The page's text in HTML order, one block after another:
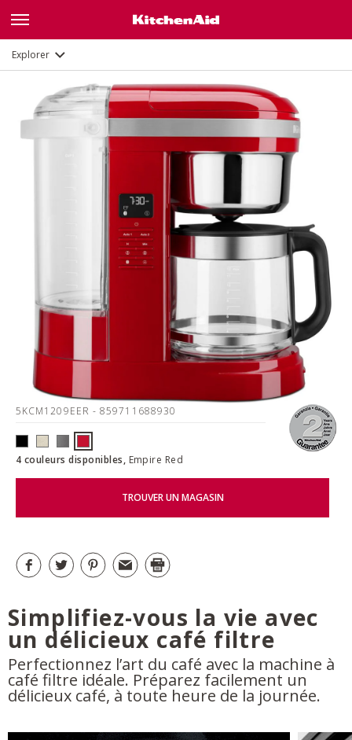
Explorer
5KCM1209EER - 859711688930
4 couleurs disponibles, Empire Red
TROUVER UN MAGASIN
Simplifiez-vous la vie avec
un délicieux café filtre
Perfectionnez l’art du café avec la machine à
café filtre idéale. Préparez facilement un
délicieux café, à toute heure de la journée.